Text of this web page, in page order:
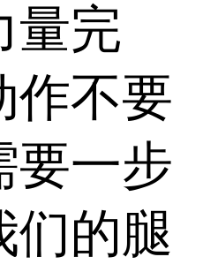
量完
作不要
要一步
们的腿